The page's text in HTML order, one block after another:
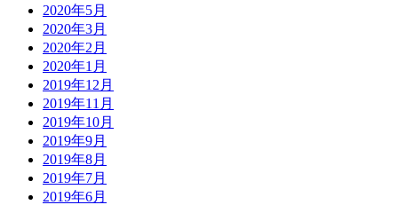
2020年5月
2020年3月
2020年2月
2020年1月
2019年12月
2019年11月
2019年10月
2019年9月
2019年8月
2019年7月
2019年6月